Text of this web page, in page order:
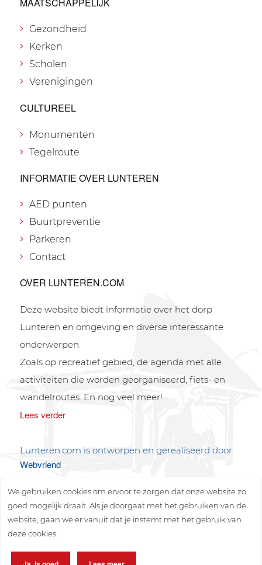
Gezondheid
Kerken
Scholen
Verenigingen
CULTUREEL
Monumenten
Tegelroute
INFORMATIE OVER LUNTEREN
AED punten
Buurtpreventie
Parkeren
Contact
OVER LUNTEREN.COM
Deze website biedt informatie over het dorp
Lunteren en omgeving en diverse interessante
onderwerpen.
Zoals op recreatief gebied, de agenda met alle
activiteiten die worden georganiseerd, fiets- en
wandelroutes. En nog veel meer!
Lees verder
Lunteren.com is ontworpen en gerealiseerd door
Webvriend
We gebruiken cookies om ervoor te zorgen dat onze website zo
goed mogelijk draait. Als je doorgaat met het gebruiken van de
website, gaan we er vanuit dat je instemt met het gebruik van
deze cookies.